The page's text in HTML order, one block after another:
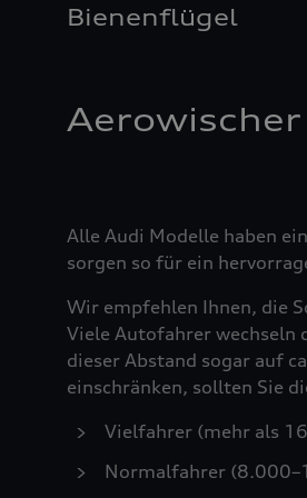
Bienenflügel
Aerowischer
Alle Audi Modelle haben
sorgen so für ein
Wir empfehlen Ihnen, die
Viele Autofahrer wechseln
dieser Abstand sogar auf
einschränken, sollten Sie
Vielfahrer (mehr als
Normalfahrer